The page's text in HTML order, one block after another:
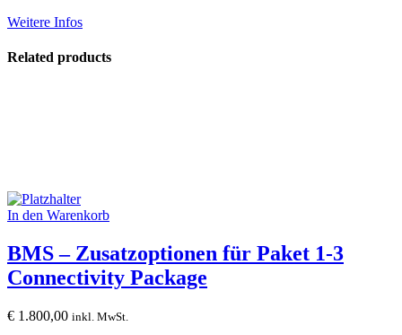
Weitere Infos
Related products
In den Warenkorb
BMS – Zusatzoptionen für Paket 1-3
Connectivity Package
€ 1.800,00 inkl. MwSt.